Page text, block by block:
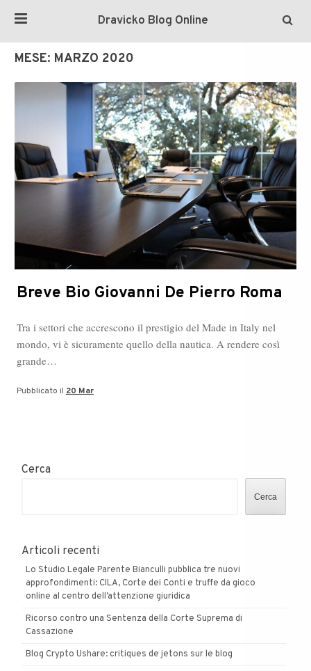
Dravicko Blog Online
MESE: MARZO 2020
Breve Bio Giovanni De Pierro Roma
Tra i settori che accrescono il prestigio del Made in Italy nel
mondo, vi è sicuramente quello della nautica. A rendere così
grande…
Pubblicato il 20 Mar
Cerca
Cerca
Articoli recenti
Lo Studio Legale Parente Bianculli pubblica tre nuovi
approfondimenti: CILA, Corte dei Conti e truffe da gioco
online al centro dell’attenzione giuridica
Ricorso contro una Sentenza della Corte Suprema di
Cassazione
Blog Crypto Ushare: critiques de jetons sur le blog